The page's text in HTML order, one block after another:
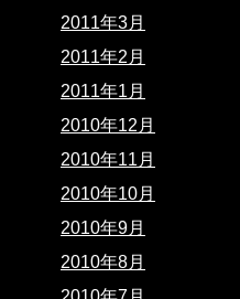
2011年3月
2011年2月
2011年1月
2010年12月
2010年11月
2010年10月
2010年9月
2010年8月